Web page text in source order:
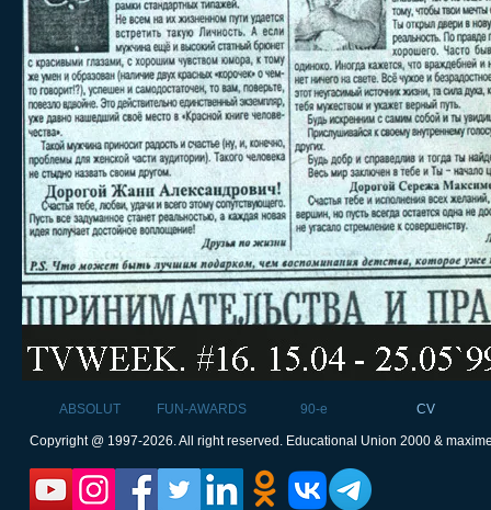
ABSOLUT FUN-AWARDS 90-e CV
Copyright @ 1997-2026. All right reserved. Educational Union 2000 &